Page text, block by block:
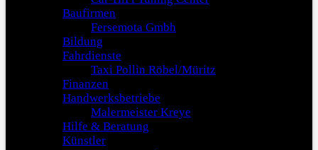
Baufirmen
Fersemota Gmbh
Bildung
Fahrdienste
Taxi Pollin Röbel/Müritz
Finanzen
Handwerksbetriebe
Malermeister Kreye
Hilfe & Beratung
Künstler